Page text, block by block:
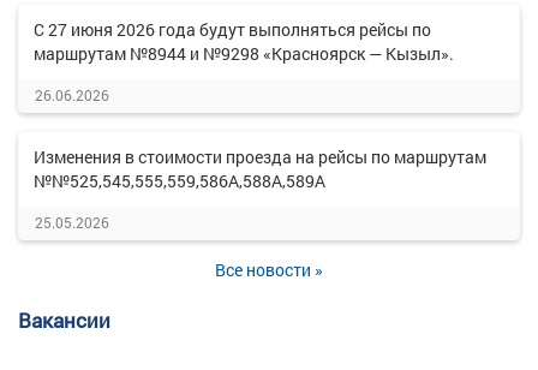
С 27 июня 2026 года будут выполняться рейсы по
маршрутам №8944 и №9298 «Красноярск — Кызыл».
26.06.2026
Изменения в стоимости проезда на рейсы по маршрутам
№№525,545,555,559,586А,588А,589А
25.05.2026
Все новости »
Вакансии